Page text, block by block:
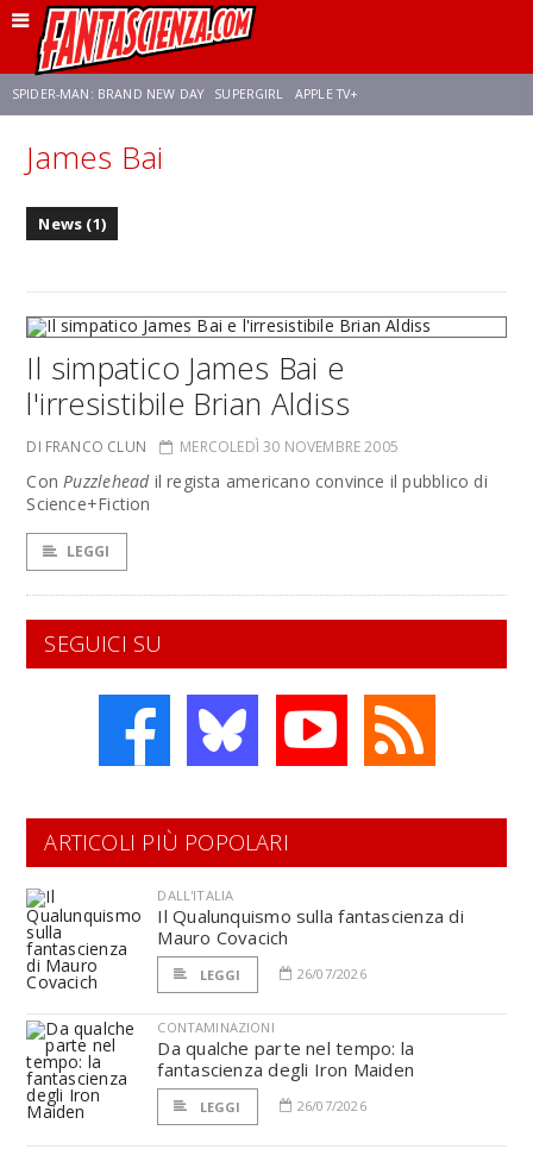
SPIDER-MAN: BRAND NEW DAY SUPERGIRL APPLE TV+
FRANCO RICCIARDIELLO
James Bai
News (1)
Il simpatico James Bai e
l'irresistibile Brian Aldiss
DI FRANCO CLUN MERCOLEDÌ 30 NOVEMBRE 2005
ConPuzzleheadil regista americano convince il pubblico di
Science+Fiction
LEGGI
SEGUICI SU
ARTICOLI PIÙ POPOLARI
DALL'ITALIA
Il Qualunquismo sulla fantascienza di
Mauro Covacich
LEGGI 26/07/2026
CONTAMINAZIONI
Da qualche parte nel tempo: la
fantascienza degli Iron Maiden
LEGGI 26/07/2026